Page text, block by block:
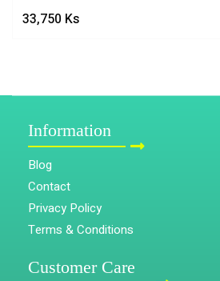
33,750 Ks
Information
Blog
Contact
Privacy Policy
Terms & Conditions
Customer Care